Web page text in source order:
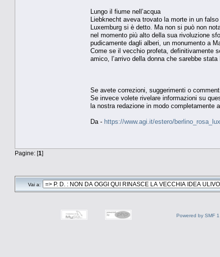
Lungo il fiume nell’acqua
Liebknecht aveva trovato la morte in un
Luxemburg si è detto. Ma non si può non
nel momento più alto della sua rivoluzione
pudicamente dagli alberi, un monumento a
Come se il vecchio profeta, definitivamente
amico, l’arrivo della donna che sarebbe
Se avete correzioni, suggerimenti o
Se invece volete rivelare informazioni su
la nostra redazione in modo completamente
Da - https://www.agi.it/estero/
Pagine: [1]
Vai a:
Powered by SMF